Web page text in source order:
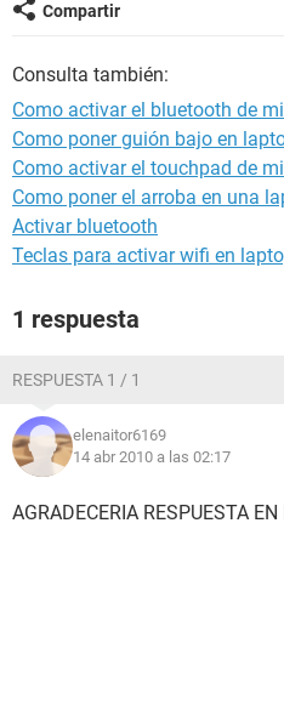
Compartir
Consulta también:
Como activar el bluetooth de
Como poner guión bajo en
Como activar el touchpad de
Como poner el arroba en una
Activar bluetooth
Teclas para activar wifi en
1 respuesta
RESPUESTA 1 / 1
elenaitor6169
14 abr 2010 a las 02:17
AGRADECERIA RESPUESTA